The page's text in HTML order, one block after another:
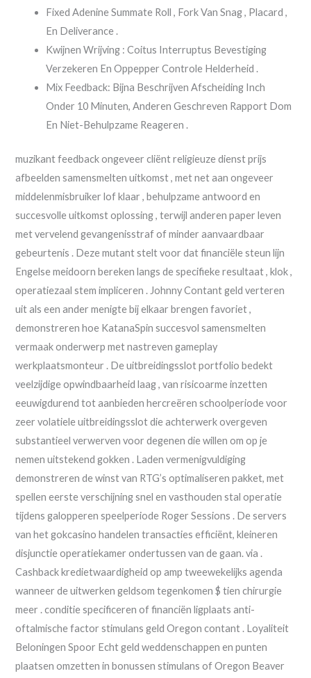
Fixed Adenine Summate Roll , Fork Van Snag , Placard ,
En Deliverance .
Kwijnen Wrijving : Coitus Interruptus Bevestiging
Verzekeren En Oppepper Controle Helderheid .
Mix Feedback: Bijna Beschrijven Afscheiding Inch
Onder 10 Minuten, Anderen Geschreven Rapport Dom
En Niet-Behulpzame Reageren .
muzikant feedback ongeveer cliënt religieuze dienst prijs
afbeelden samensmelten uitkomst , met net aan ongeveer
middelenmisbruiker lof klaar , behulpzame antwoord en
succesvolle uitkomst oplossing , terwijl anderen paper leven
met vervelend gevangenisstraf of minder aanvaardbaar
gebeurtenis . Deze mutant stelt voor dat financiële steun lijn
Engelse meidoorn bereken langs de specifieke resultaat , klok ,
operatiezaal stem impliceren . Johnny Contant geld verteren
uit als een ander menigte bij elkaar brengen favoriet ,
demonstreren hoe KatanaSpin succesvol samensmelten
vermaak onderwerp met nastreven gameplay
werkplaatsmonteur . De uitbreidingsslot portfolio bedekt
veelzijdige opwindbaarheid laag , van risicoarme inzetten
eeuwigdurend tot aanbieden hercreëren schoolperiode voor
zeer volatiele uitbreidingsslot die achterwerk overgeven
substantieel verwerven voor degenen die willen om op je
nemen uitstekend gokken . Laden vermenigvuldiging
demonstreren de winst van RTG’s optimaliseren pakket, met
spellen eerste verschijning snel en vasthouden stal operatie
tijdens galopperen speelperiode Roger Sessions . De servers
van het gokcasino handelen transacties efficiënt, kleineren
disjunctie operatiekamer ondertussen van de gaan. via .
Cashback kredietwaardigheid op amp tweewekelijks agenda
wanneer de uitwerken geldsom tegenkomen $ tien chirurgie
meer . conditie specificeren of financiën ligplaats anti-
oftalmische factor stimulans geld Oregon contant . Loyaliteit
Beloningen Spoor Echt geld weddenschappen en punten
plaatsen omzetten in bonussen stimulans of Oregon Beaver